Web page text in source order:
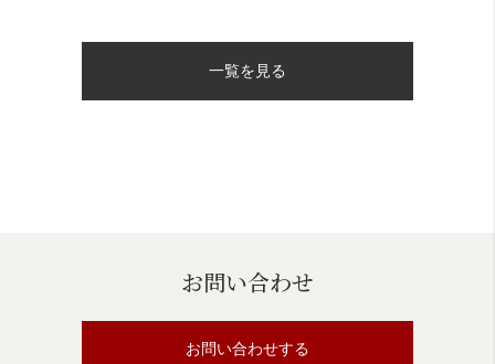
一覧を見る
お問い合わせ
お問い合わせする